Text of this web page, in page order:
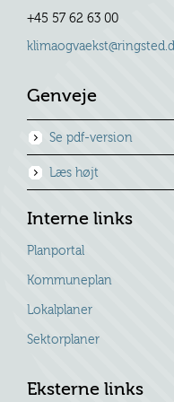
+45 57 62 63 00
Genveje
Se pdf-version
Læs højt
Interne links
Planportal
Kommuneplan
Lokalplaner
Sektorplaner
Eksterne links